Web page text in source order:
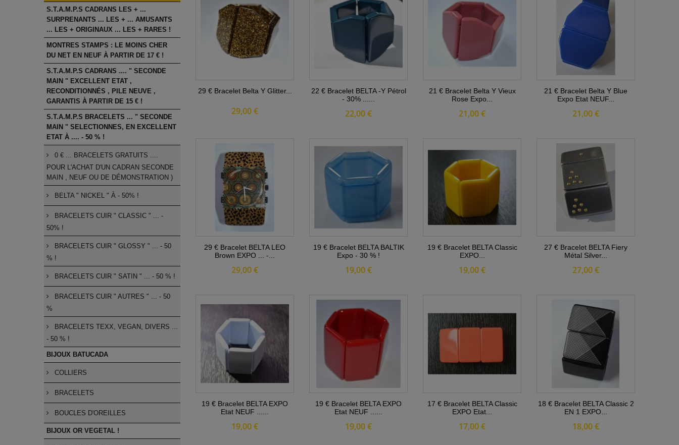
S.T.A.M.P.S CADRANS LES + ...
SURPRENANTS ... LES + ... AMUSANTS
... LES + ORIGINAUX ... LES + RARES !
MONTRES STAMPS : LE MOINS CHER
DU NET EN NEUF À PARTIR DE 17 € !
S.T.A.M.P.S CADRANS .... " SECONDE
MAIN " EXCELLENT ETAT ,
RECONDITIONNÉS , PILE NEUVE ,
GARANTIS À PARTIR DE 15 € !
S.T.A.M.P.S BRACELETS ... " SECONDE
MAIN " SELECTIONNES, EN EXCELLENT
ETAT À .... - 50 % !
0 € ... BRACELETS GRATUITS ....
POUR L'ACHAT D'UN CADRAN SECONDE
MAIN , NEUF OU DE DÉMONSTRATION )
BELTA " NICKEL " À - 50% !
BRACELETS CUIR " CLASSIC " ... -
50% !
BRACELETS CUIR " GLOSSY " ... - 50
% !
BRACELETS CUIR " SATIN " ... - 50 % !
BRACELETS CUIR " AUTRES " ... - 50
%
BRACELETS TEXX, VEGAN, DIVERS ...
- 50 % !
BIJOUX BATUCADA
COLLIERS
BRACELETS
BOUCLES D'OREILLES
BIJOUX OR VEGETAL !
29 € Bracelet Belta Y Glitter...
29,00 €
22 € Bracelet BELTA -Y Pétrol
- 30% ......
22,00 €
21 € Bracelet Belta Y Vieux
Rose Expo...
21,00 €
21 € Bracelet Belta Y Blue
Expo Etat NEUF...
21,00 €
29 € Bracelet BELTA LEO
Brown EXPO ... -...
29,00 €
19 € Bracelet BELTA BALTIK
Expo - 30 % !
19,00 €
19 € Bracelet BELTA Classic
EXPO...
19,00 €
27 € Bracelet BELTA Fiery
Métal Silver...
27,00 €
19 € Bracelet BELTA EXPO
Etat NEUF ......
19,00 €
19 € Bracelet BELTA EXPO
Etat NEUF ......
19,00 €
17 € Bracelet BELTA Classic
EXPO Etat...
17,00 €
18 € Bracelet BELTA Classic 2
EN 1 EXPO...
18,00 €